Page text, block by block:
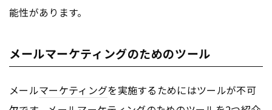
能性があります。
メールマーケティングのためのツール
メールマーケティングを実施するためにはツールが不可